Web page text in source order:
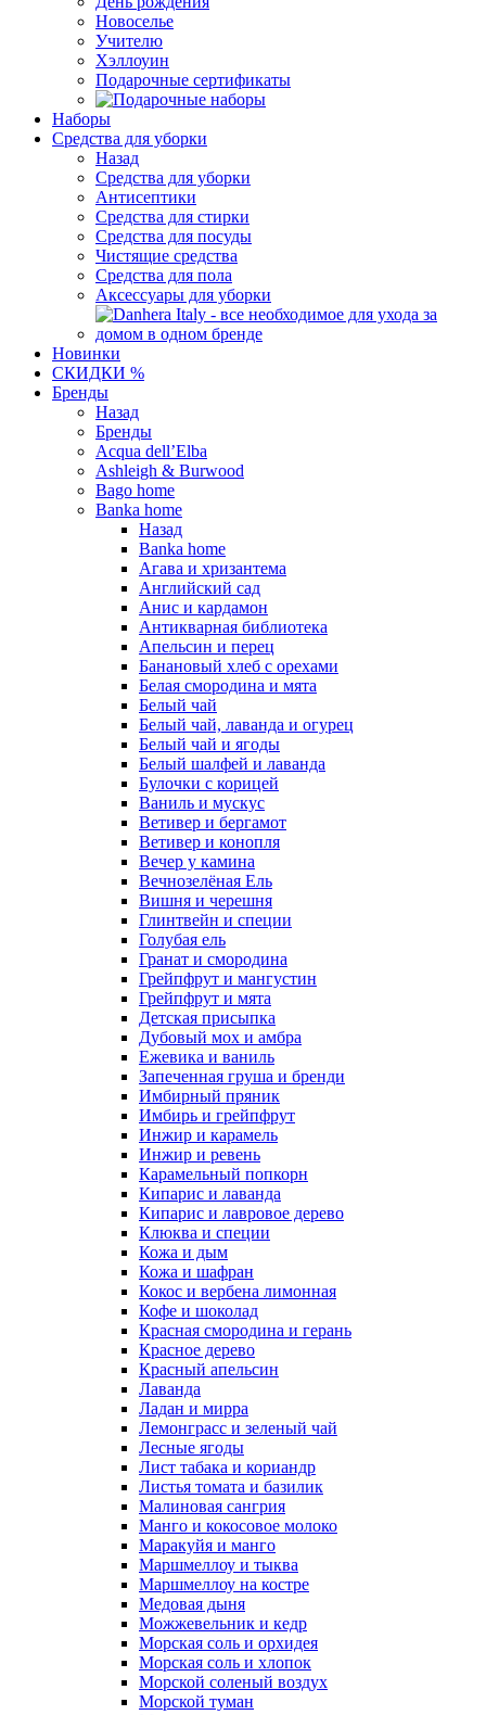
Новоселье
Учителю
Хэллоуин
Подарочные сертификаты
Наборы
Средства для уборки
Назад
Средства для уборки
Антисептики
Средства для стирки
Средства для посуды
Чистящие средства
Средства для пола
Аксессуары для уборки
Новинки
СКИДКИ %
Бренды
Назад
Бренды
Acqua dell’Elba
Ashleigh & Burwood
Bago home
Banka home
Назад
Banka home
Агава и хризантема
Английский сад
Анис и кардамон
Антикварная библиотека
Апельсин и перец
Банановый хлеб с орехами
Белая смородина и мята
Белый чай
Белый чай, лаванда и огурец
Белый чай и ягоды
Белый шалфей и лаванда
Булочки с корицей
Ваниль и мускус
Ветивер и бергамот
Ветивер и конопля
Вечер у камина
Вечнозелёная Ель
Вишня и черешня
Глинтвейн и специи
Голубая ель
Гранат и смородина
Грейпфрут и мангустин
Грейпфрут и мята
Детская присыпка
Дубовый мох и амбра
Ежевика и ваниль
Запеченная груша и бренди
Имбирный пряник
Имбирь и грейпфрут
Инжир и карамель
Инжир и ревень
Карамельный попкорн
Кипарис и лаванда
Кипарис и лавровое дерево
Клюква и специи
Кожа и дым
Кожа и шафран
Кокос и вербена лимонная
Кофе и шоколад
Красная смородина и герань
Красное дерево
Красный апельсин
Лаванда
Ладан и мирра
Лемонграсс и зеленый чай
Лесные ягоды
Лист табака и кориандр
Листья томата и базилик
Малиновая сангрия
Манго и кокосовое молоко
Маракуйя и манго
Маршмеллоу и тыква
Маршмеллоу на костре
Медовая дыня
Можжевельник и кедр
Морская соль и орхидея
Морская соль и хлопок
Морской соленый воздух
Морской туман